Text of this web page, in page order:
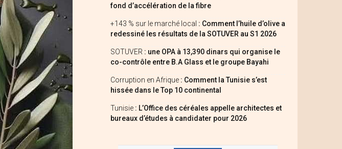
fond d’accélération de la fibre
+143 % sur le marché local : Comment l’huile d’olive a
redessiné les résultats de la SOTUVER au S1 2026
SOTUVER : une OPA à 13,390 dinars qui organise le
co-contrôle entre B.A Glass et le groupe Bayahi
Corruption en Afrique : Comment la Tunisie s’est
hissée dans le Top 10 continental
Tunisie : L’Office des céréales appelle architectes et
bureaux d’études à candidater pour 2026